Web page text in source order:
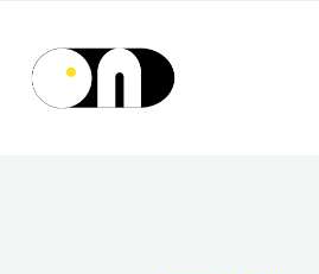
contenu